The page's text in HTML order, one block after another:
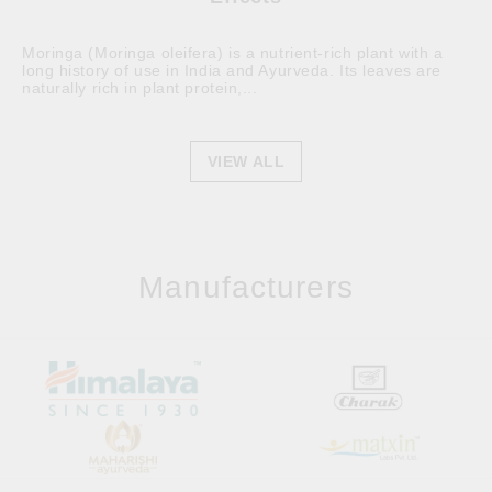
Moringa (Moringa oleifera) is a nutrient-rich plant with a
long history of use in India and Ayurveda. Its leaves are
naturally rich in plant protein,...
VIEW ALL
Manufacturers